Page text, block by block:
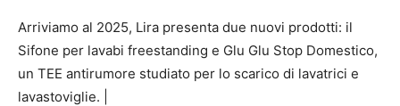
Arriviamo al 2025, Lira presenta due nuovi prodotti: il
Sifone per lavabi freestanding e Glu Glu Stop Domestico,
un TEE antirumore studiato per lo scarico di lavatrici e
lavastoviglie. |